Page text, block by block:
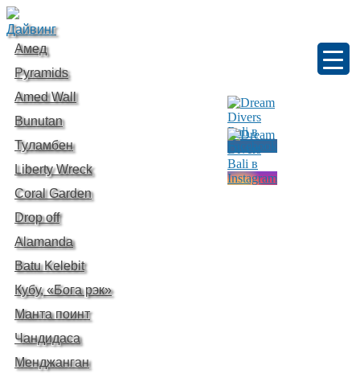
Дайвинг
Амед
Pyramids
Amed Wall
Bunutan
Туламбен
Liberty Wreck
Coral Garden
Drop off
Alamanda
Batu Kelebit
Кубу, «Бога рэк»
Манта поинт
Чандидаса
Менджанган